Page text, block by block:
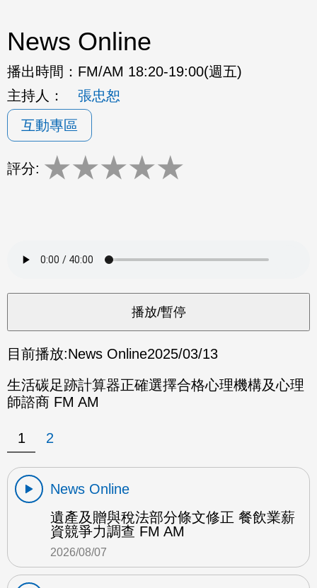
News Online
播出時間： FM/AM 18:20-19:00(週五)
主持人：
張忠恕
互動專區
評分: ★★★★★
目前播放:News Online2025/03/13
生活碳足跡計算器正確選擇合格心理機構及心理
師諮商 FM AM
1 2
News Online
遺產及贈與稅法部分條文修正 餐飲業薪
資競爭力調查 FM AM
2026/08/07